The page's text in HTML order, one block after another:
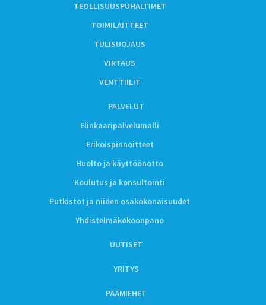
TEOLLISUUSPUHALTIMET
TOIMILAITTEET
TULISUOJAUS
VIRTAUS
VENTTIILIT
PALVELUT
Elinkaaripalvelumalli
Erikoispinnoitteet
Huolto ja käyttöönotto
Koulutus ja konsultointi
Putkistot ja niiden osakokonaisuudet
Yhdistelmäkokoonpano
UUTISET
YRITYS
PÄÄMIEHET